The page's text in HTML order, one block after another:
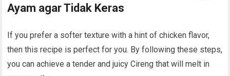
Ayam agar Tidak Keras
If you prefer a softer texture with a hint of chicken flavor,
then this recipe is perfect for you. By following these steps,
you can achieve a tender and juicy Cireng that will melt in